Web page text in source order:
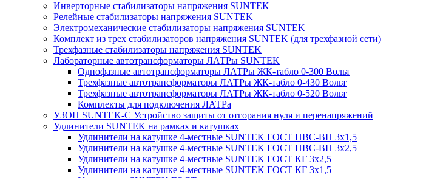
Инверторные стабилизаторы напряжения SUNTEK
Релейные стабилизаторы напряжения SUNTEK
Электромеханические стабилизаторы напряжения SUNTEK
Комплект из трех стабилизаторов напряжения SUNTEK (для трехфазной сети)
Трехфазные стабилизаторы напряжения SUNTEK
Лабораторные автотрансформаторы ЛАТРы SUNTEK
Однофазные автотрансформаторы ЛАТРы ЖК-табло 0-300 Вольт
Трехфазные автотрансформаторы ЛАТРы ЖК-табло 0-430 Вольт
Трехфазные автотрансформаторы ЛАТРы ЖК-табло 0-520 Вольт
Комплекты для подключения ЛАТРа
УЗОН SUNTEK-C Устройство защиты от отгорания нуля и перенапряжений
Удлинители SUNTEK на рамках и катушках
Удлинители на катушке 4-местные SUNTEK ГОСТ ПВС-ВП 3х1,5
Удлинители на катушке 4-местные SUNTEK ГОСТ ПВС-ВП 3х2,5
Удлинители на катушке 4-местные SUNTEK ГОСТ КГ 3х2,5
Удлинители на катушке 4-местные SUNTEK ГОСТ КГ 3х1,5